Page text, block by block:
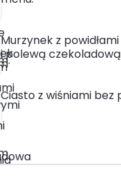
Murzynek z
i polewą czekoladową
Ciasto z wiśniami bez